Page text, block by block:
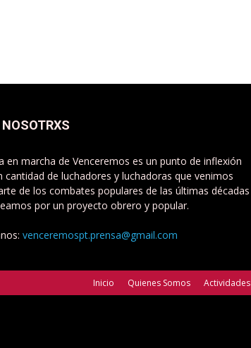
NOSOTRXS
en marcha de Venceremos es un punto de inflexión
cantidad de luchadores y luchadoras que venimos
de los combates populares de las últimas décadas
por un proyecto obrero y popular.
venceremospt.prensa@gmail.com
Inicio Quienes Somos Actividades